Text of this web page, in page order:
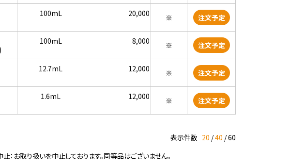
100mL 20,000 ※ 注文予定
100mL 8,000 ※ 注文予定
12.7mL 12,000 ※ 注文予定
1.6mL 12,000 ※ 注文予定
表示件数 20 40 60
取り扱いを中止しております。同等品はございません。